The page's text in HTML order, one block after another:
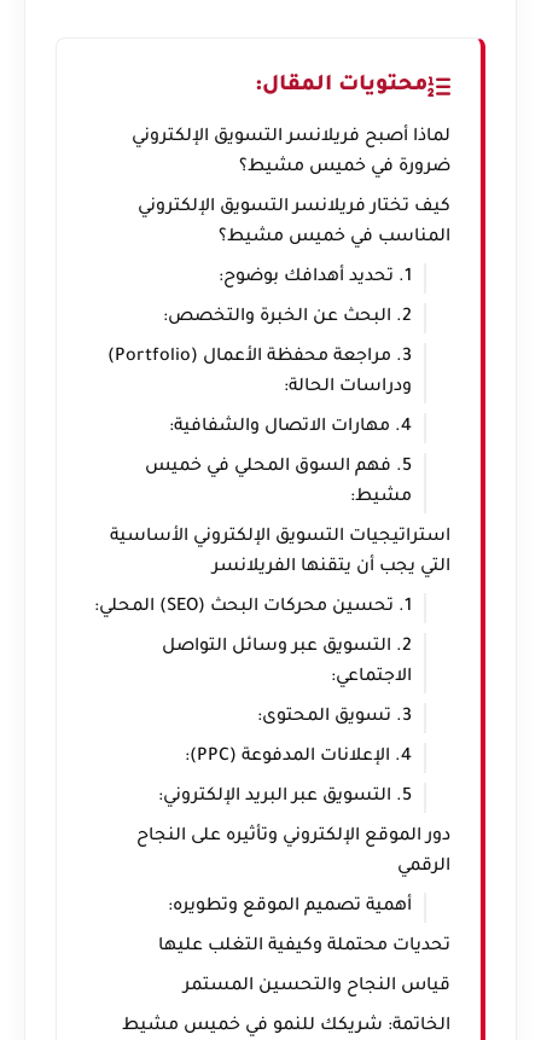
محتويات المقال:
لماذا أصبح فريلانسر التسويق الإلكتروني
ضرورة في خميس مشيط؟
كيف تختار فريلانسر التسويق الإلكتروني
المناسب في خميس مشيط؟
1. تحديد أهدافك بوضوح:
2. البحث عن الخبرة والتخصص:
3. مراجعة محفظة الأعمال (Portfolio)
ودراسات الحالة:
4. مهارات الاتصال والشفافية:
5. فهم السوق المحلي في خميس
مشيط:
استراتيجيات التسويق الإلكتروني الأساسية
التي يجب أن يتقنها الفريلانسر
1. تحسين محركات البحث (SEO) المحلي:
2. التسويق عبر وسائل التواصل
الاجتماعي:
3. تسويق المحتوى:
4. الإعلانات المدفوعة (PPC):
5. التسويق عبر البريد الإلكتروني:
دور الموقع الإلكتروني وتأثيره على النجاح
الرقمي
أهمية تصميم الموقع وتطويره:
تحديات محتملة وكيفية التغلب عليها
قياس النجاح والتحسين المستمر
الخاتمة: شريكك للنمو في خميس مشيط